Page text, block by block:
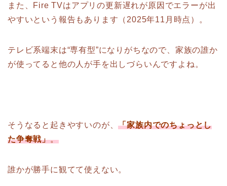
また、Fire TVはアプリの更新遅れが原因でエラーが出
やすいという報告もあります（2025年11月時点）。
テレビ系端末は“専有型”になりがちなので、家族の誰か
が使ってると他の人が手を出しづらいんですよね。
そうなると起きやすいのが、「家族内でのちょっとし
た争奪戦」。
誰かが勝手に観てて使えない。